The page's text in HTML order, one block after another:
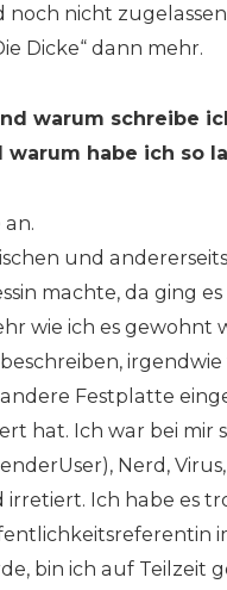
noch nicht
Dicke“ dann mehr.
warum schreibe
habe ich so
und
machte, da ging
wie ich es gewohnt
Festplatte
hat. Ich war bei mir
Nerd,
Ich habe es
bin ich auf Teilzeit